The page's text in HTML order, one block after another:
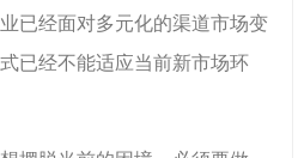
已经面对多元化的渠道市场变
已经不能适应当前新市场环